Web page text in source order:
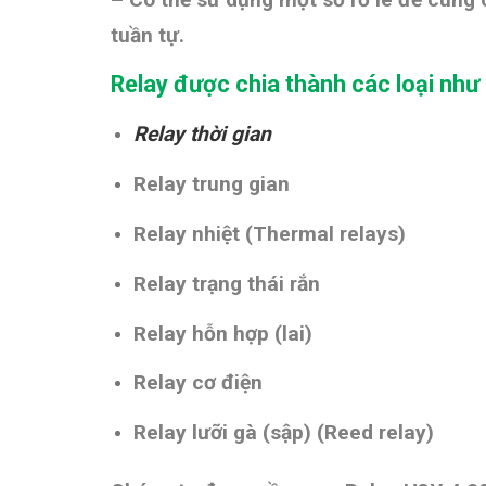
tuần tự.
Relay được chia thành các loại như
Relay thời gian
Relay trung gian
Relay nhiệt (Thermal relays)
Relay trạng thái rắn
Relay hỗn hợp (lai)
Relay cơ điện
Relay lưỡi gà (sập) (Reed relay)